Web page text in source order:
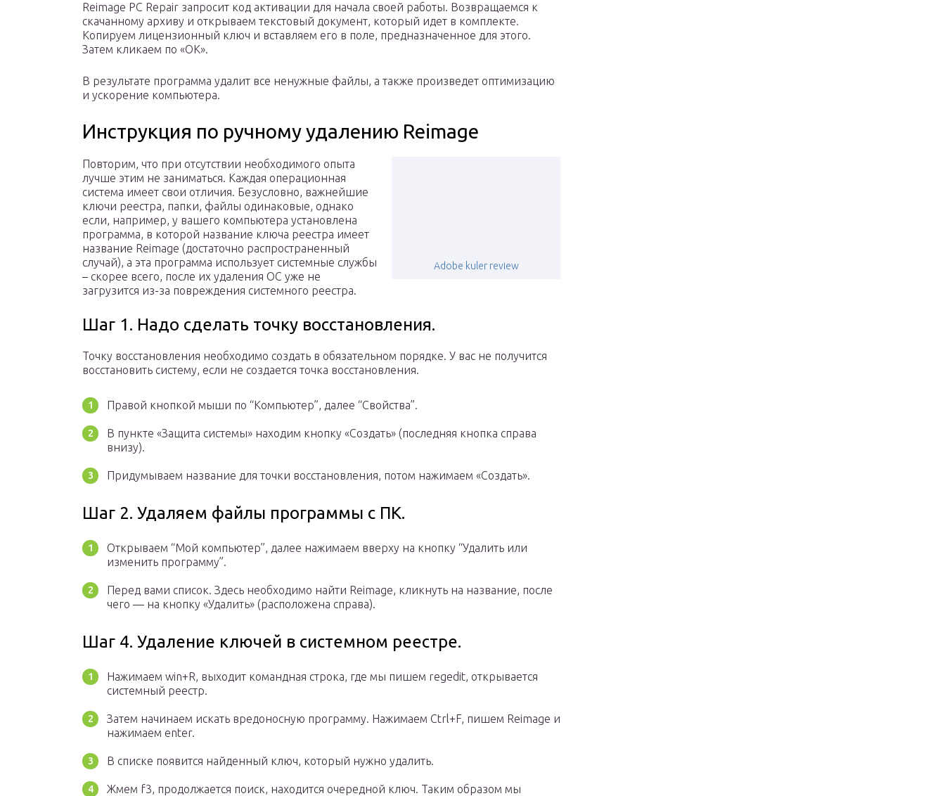
Reimage PC Repair запросит код активации для начала своей работы. Возвращаемся к
скачанному архиву и открываем текстовый документ, который идет в комплекте.
Копируем лицензионный ключ и вставляем его в поле, предназначенное для этого.
Затем кликаем по «ОК».
В результате программа удалит все ненужные файлы, а также произведет оптимизацию
и ускорение компьютера.
Инструкция по ручному удалению Reimage
Adobe kuler review
Повторим, что при отсутствии необходимого опыта
лучше этим не заниматься. Каждая операционная
система имеет свои отличия. Безусловно, важнейшие
ключи реестра, папки, файлы одинаковые, однако
если, например, у вашего компьютера установлена
программа, в которой название ключа реестра имеет
название Reimage (достаточно распространенный
случай), а эта программа использует системные службы
– скорее всего, после их удаления ОС уже не
загрузится из-за повреждения системного реестра.
Шаг 1. Надо сделать точку восстановления.
Точку восстановления необходимо создать в обязательном порядке. У вас не получится
восстановить систему, если не создается точка восстановления.
Правой кнопкой мыши по “Компьютер”, далее “Свойства”.
В пункте «Защита системы» находим кнопку «Создать» (последняя кнопка справа
внизу).
Придумываем название для точки восстановления, потом нажимаем «Создать».
Шаг 2. Удаляем файлы программы с ПК.
Открываем “Мой компьютер”, далее нажимаем вверху на кнопку “Удалить или
изменить программу”.
Перед вами список. Здесь необходимо найти Reimage, кликнуть на название, после
чего — на кнопку «Удалить» (расположена справа).
Шаг 4. Удаление ключей в системном реестре.
Нажимаем win+R, выходит командная строка, где мы пишем regedit, открывается
системный реестр.
Затем начинаем искать вредоносную программу. Нажимаем Ctrl+F, пишем Reimage и
нажимаем enter.
В списке появится найденный ключ, который нужно удалить.
Жмем f3, продолжается поиск, находится очередной ключ. Таким образом мы